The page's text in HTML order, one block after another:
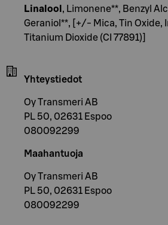
Linalool , Limonene**, Benzyl
Geraniol**, [+/- Mica, Tin Oxide,
Titanium Dioxide (CI 77891)]
Yhteystiedot
Oy Transmeri AB
PL 50, 02631 Espoo
080092299
Maahantuoja
Oy Transmeri AB
PL 50, 02631 Espoo
080092299